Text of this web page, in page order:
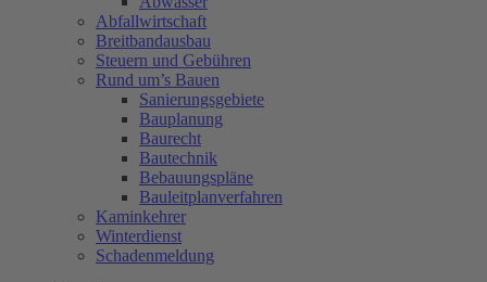
Abfallwirtschaft
Breitbandausbau
Steuern und Gebühren
Rund um’s Bauen
Sanierungsgebiete
Bauplanung
Baurecht
Bautechnik
Bebauungspläne
Bauleitplanverfahren
Kaminkehrer
Winterdienst
Schadenmeldung